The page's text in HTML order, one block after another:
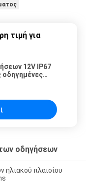
τιμή για
12V IP67
οδηγημένες
οδηγήσεων
πλαισίου